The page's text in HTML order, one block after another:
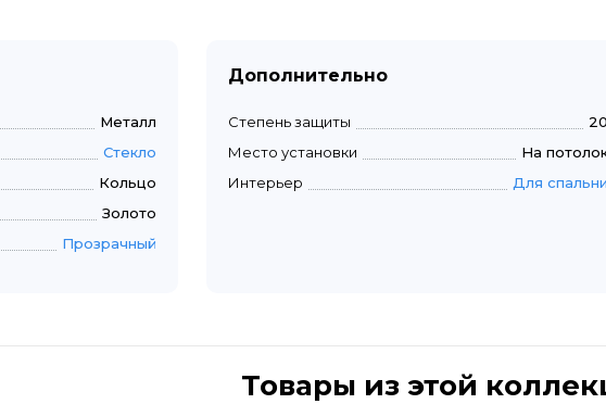
Металл
Стекло
Кольцо
Золото
Прозрачный
Дополнительно
Степень защиты
20
Место установки
На
Интерьер
Для спальни
Товары из этой